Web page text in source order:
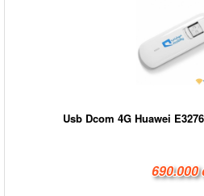
Usb Dcom 4G Huawei
690.000